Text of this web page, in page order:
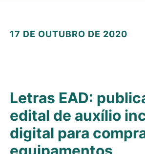
17 DE OUTUBRO DE 2020
Letras EAD:
edital de auxílio
digital para